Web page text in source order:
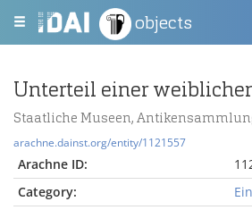
objects
Unterteil einer
Staatliche Museen,
arachne.dainst.org/entity/1121557
Arachne ID:
Category: